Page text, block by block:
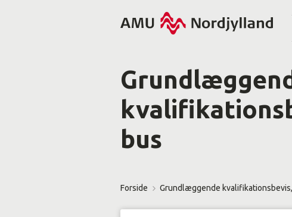
bus
Forside Grundlæggende